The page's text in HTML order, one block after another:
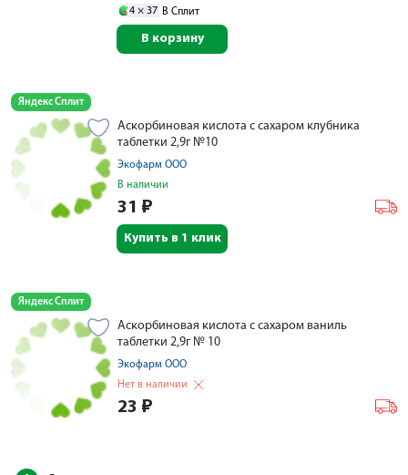
4 × 37 В Сплит
В корзину
Яндекс Сплит
Аскорбиновая кислота с сахаром клубника
таблетки 2,9г №10
Экофарм ООО
В наличии
31 ₽
Купить в 1 клик
Яндекс Сплит
Аскорбиновая кислота с сахаром ваниль
таблетки 2,9г № 10
Экофарм ООО
Нет в наличии
23 ₽